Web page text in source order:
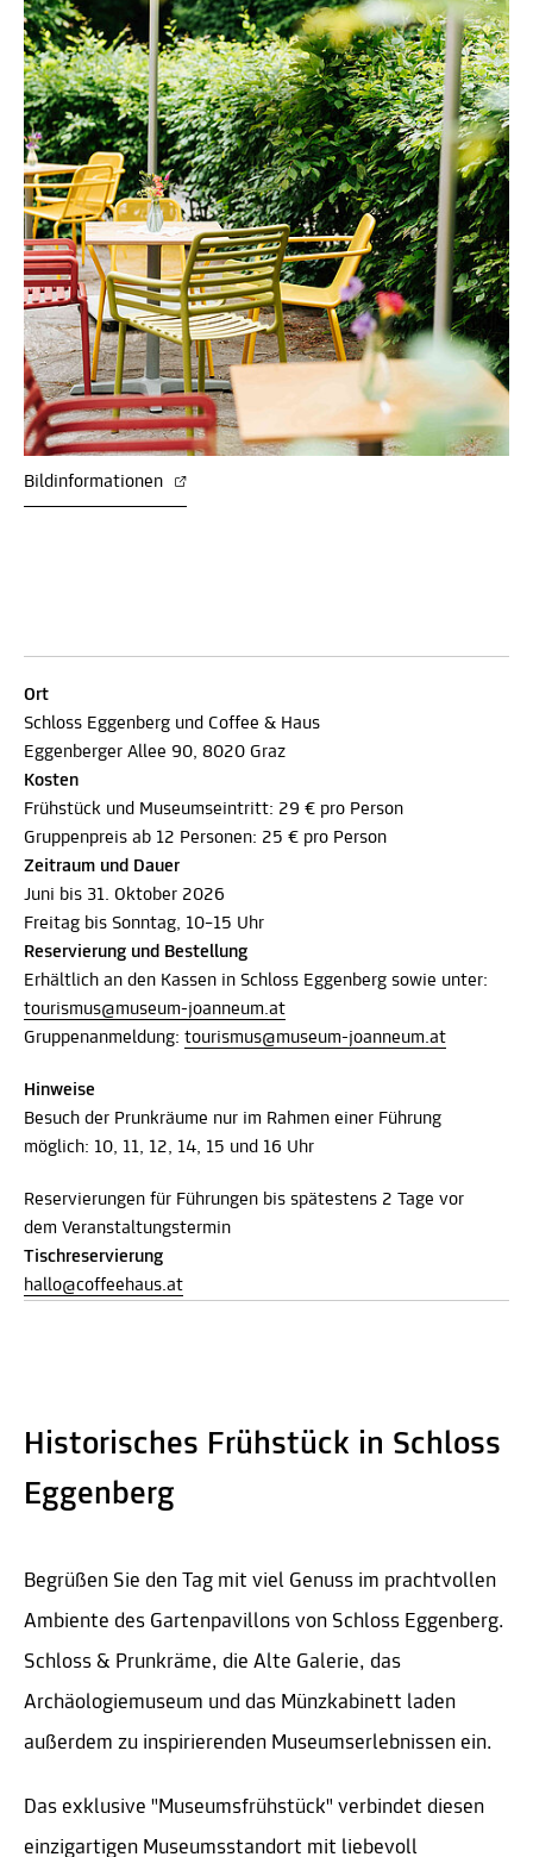
Bildinformationen
Ort
Schloss Eggenberg und Coffee & Haus
Eggenberger Allee 90, 8020 Graz
Kosten
Frühstück und Museumseintritt: 29 € pro Person
Gruppenpreis ab 12 Personen: 25 € pro Person
Zeitraum und Dauer
Juni bis 31. Oktober 2026
Freitag bis Sonntag, 10–15 Uhr
Reservierung und Bestellung
Erhältlich an den Kassen in Schloss Eggenberg sowie unter:
tourismus@museum-joanneum.at
Gruppenanmeldung: tourismus@museum-joanneum.at
Hinweise
Besuch der Prunkräume nur im Rahmen einer Führung
möglich: 10, 11, 12, 14, 15 und 16 Uhr
Reservierungen für Führungen bis spätestens 2 Tage vor
dem Veranstaltungstermin
Tischreservierung
hallo@coffeehaus.at
Historisches Frühstück in Schloss
Eggenberg
Begrüßen Sie den Tag mit viel Genuss im prachtvollen
Ambiente des Gartenpavillons von Schloss Eggenberg.
Schloss & Prunkräme, die Alte Galerie, das
Archäologiemuseum und das Münzkabinett laden
außerdem zu inspirierenden Museumserlebnissen ein.
Das exklusive "Museumsfrühstück" verbindet diesen
einzigartigen Museumsstandort mit liebevoll